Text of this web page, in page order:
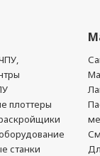
плоттеры
станки